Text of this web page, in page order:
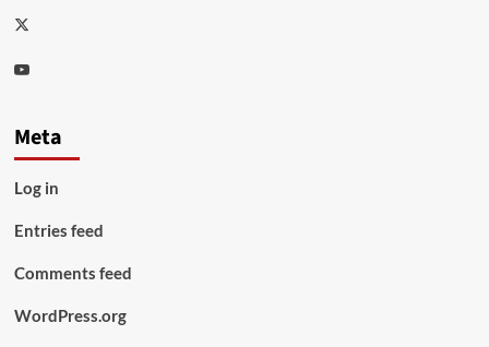
Twitter
Youtube
Meta
Log in
Entries feed
Comments feed
WordPress.org